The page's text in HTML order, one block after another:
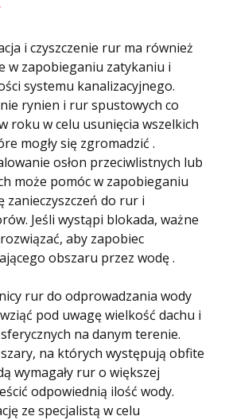
i czyszczenie rur ma również
w zapobieganiu zatykaniu i
systemu kanalizacyjnego.
rynien i rur spustowych co
roku w celu usunięcia wszelkich
mogły się zgromadzić .
osłon przeciwlistnych lub
może pomóc w zapobieganiu
zanieczyszczeń do rur i
Jeśli wystąpi blokada, ważne
aby zapobiec
obszaru przez wodę .
rur do odprowadzania wody
pod uwagę wielkość dachu i
na danym terenie.
na których występują obfite
wymagały rur o większej
odpowiednią ilość wody.
ze specjalistą w celu